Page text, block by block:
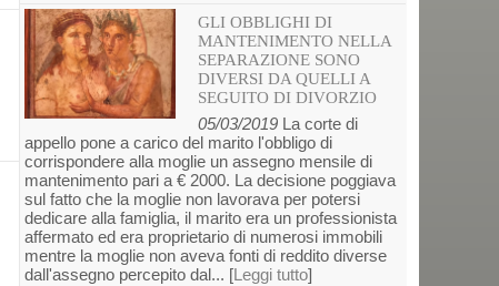
GLI OBBLIGHI DI
MANTENIMENTO NELLA
SEPARAZIONE SONO
DIVERSI DA QUELLI A
SEGUITO DI DIVORZIO
05/03/2019La corte di
appello pone a carico del marito l'obbligo di
corrispondere alla moglie un assegno mensile di
mantenimento pari a € 2000. La decisione poggiava
sul fatto che la moglie non lavorava per potersi
dedicare alla famiglia, il marito era un professionista
affermato ed era proprietario di numerosi immobili
mentre la moglie non aveva fonti di reddito diverse
dall'assegno percepito dal... [Leggi tutto]